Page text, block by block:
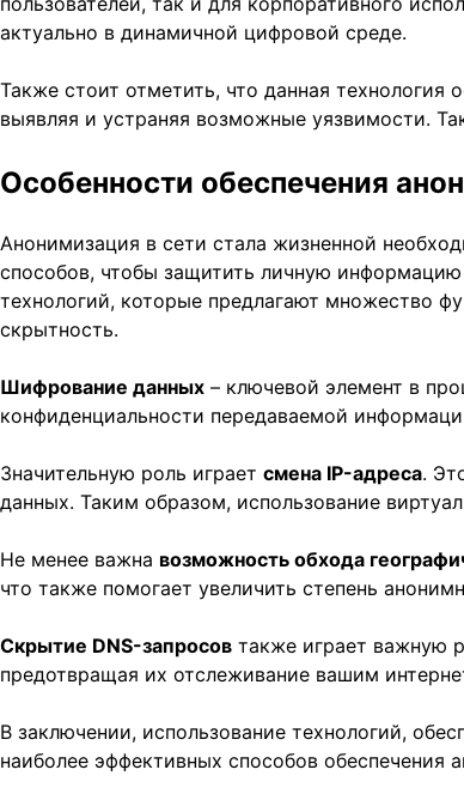
актуально в динамичной цифровой среде.
Также стоит отметить, что данная
выявляя и устраняя возможные уязвимости.
Особенности обеспечения
Анонимизация в сети стала жизненной
способов, чтобы защитить личную
технологий, которые предлагают множество
скрытность.
Шифрование данных – ключевой элемент в
конфиденциальности передаваемой
Значительную роль играет смена IP-адреса.
данных. Таким образом, использование
Не менее важна возможность обхода
что также помогает увеличить степень
Скрытие DNS-запросов также играет важную
предотвращая их отслеживание вашим
В заключении, использование технологий,
наиболее эффективных способов обеспечения